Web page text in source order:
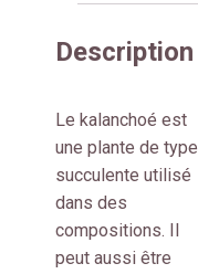
Description
Le kalanchoé est
une plante de type
succulente utilisé
dans des
compositions. Il
peut aussi être